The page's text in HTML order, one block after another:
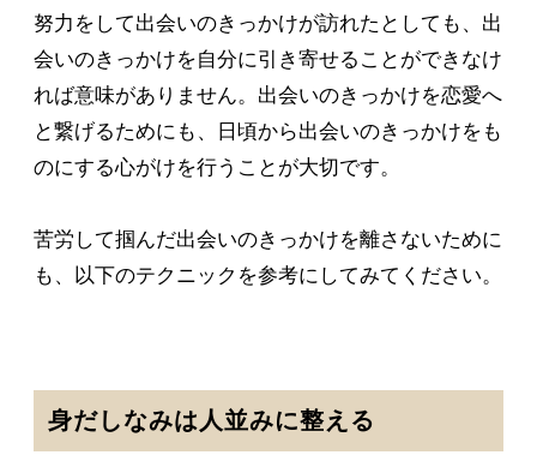
努力をして出会いのきっかけが訪れたとしても、出
会いのきっかけを自分に引き寄せることができなけ
れば意味がありません。出会いのきっかけを恋愛へ
と繋げるためにも、日頃から出会いのきっかけをも
のにする心がけを行うことが大切です。
苦労して掴んだ出会いのきっかけを離さないために
も、以下のテクニックを参考にしてみてください。
身だしなみは人並みに整える